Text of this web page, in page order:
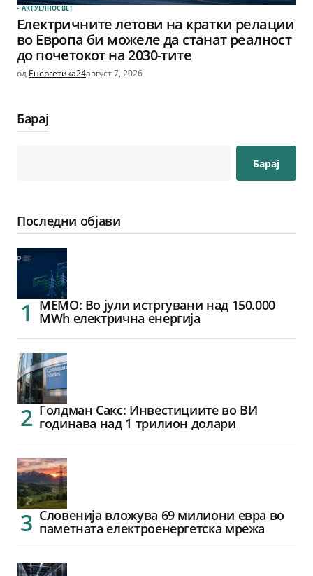
АКТУЕЛНОСВЕТ
Електричните летови на кратки релации
во Европа би можеле да станат реалност
до почетокот на 2030-тите
од Енергетика24август 7, 2026
Барај
Барај
Последни објави
МЕМО: Во јули истргувани над 150.000
MWh електрична енергија
Голдман Сакс: Инвестициите во ВИ
годинава над 1 трилион долари
Словенија вложува 69 милиони евра во
паметната електроенергетска мрежа